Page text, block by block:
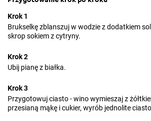
Krok 1
Brukselkę zblanszuj w wodzie z dodatkiem
skrop sokiem z cytryny.
Krok 2
Ubij pianę z białka.
Krok 3
Przygotowuj ciasto - wino wymieszaj z
przesianą mąkę i cukier, wyrób jednolite